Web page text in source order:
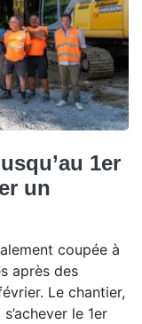
1er
un
coupée à
après des
Le chantier,
le 1er